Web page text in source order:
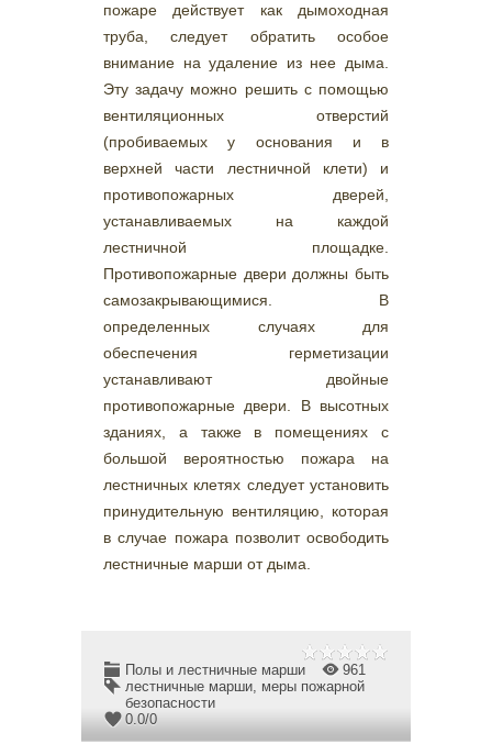
пожаре действует как дымоходная
труба, следует обратить особое
внимание на удаление из нее дыма.
Эту задачу можно решить с помощью
вентиляционных отверстий
(пробиваемых у основания и в
верхней части лестничной клети) и
противопожарных дверей,
устанавливаемых на каждой
лестничной площадке.
Противопожарные двери должны быть
самозакрывающимися. В
определенных случаях для
обеспечения герметизации
устанавливают двойные
противопожарные двери. В высотных
зданиях, а также в помещениях с
большой вероятностью пожара на
лестничных клетях следует установить
принудительную вентиляцию, которая
в случае пожара позволит освободить
лестничные марши от дыма.
Полы и лестничные марши
961
лестничные марши, меры пожарной
безопасности
0.0/0